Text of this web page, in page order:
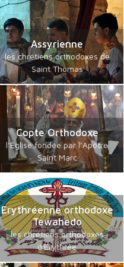
Assyrienne
les chrétiens orthodoxes de
Saint Thomas
Copte Orthodoxe
l’Eglise fondée par l’Apôtre
Saint Marc
Erythréenne orthodoxe
Tewahedo
les chrétiens orthodoxes
d'Erythrée